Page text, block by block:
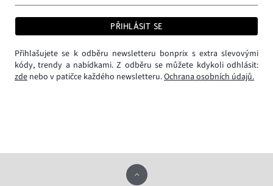
PŘIHLÁSIT SE
Přihlašujete se k odběru newsletteru bonprix s extra slevovými
kódy, trendy a nabídkami. Z odběru se můžete kdykoli odhlásit:
zde nebo v patičce každého newsletteru.Ochrana osobních údajů.